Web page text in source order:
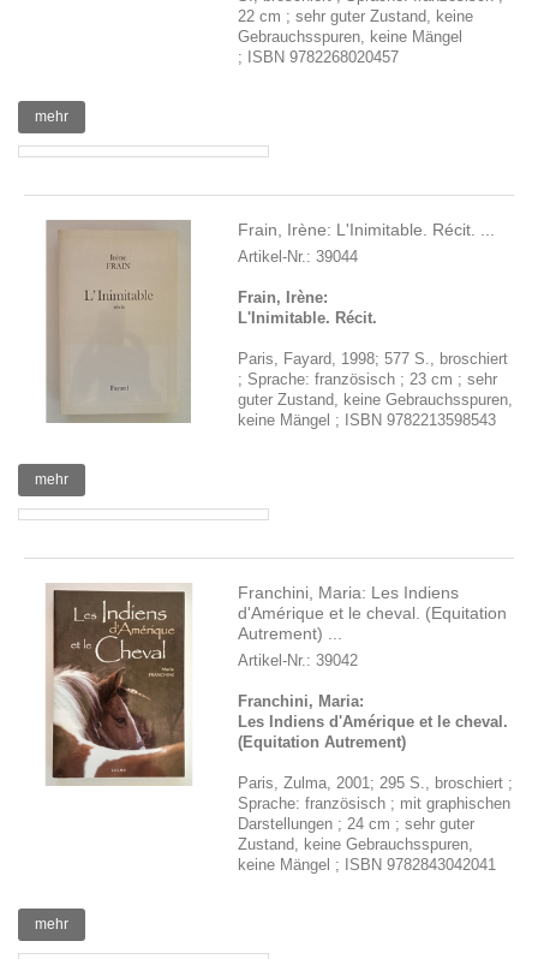
22 cm ; sehr guter Zustand, keine
Gebrauchsspuren, keine Mängel
; ISBN 9782268020457
mehr
Frain, Irène: L'Inimitable. Récit. ...
Artikel-Nr.: 39044
Frain, Irène:
L'Inimitable. Récit.
Paris, Fayard, 1998; 577 S., broschiert
; Sprache: französisch ; 23 cm ; sehr
guter Zustand, keine Gebrauchsspuren,
keine Mängel ; ISBN 9782213598543
mehr
Franchini, Maria: Les Indiens
d'Amérique et le cheval. (Equitation
Autrement) ...
Artikel-Nr.: 39042
Franchini, Maria:
Les Indiens d'Amérique et le cheval.
(Equitation Autrement)
Paris, Zulma, 2001; 295 S., broschiert ;
Sprache: französisch ; mit graphischen
Darstellungen ; 24 cm ; sehr guter
Zustand, keine Gebrauchsspuren,
keine Mängel ; ISBN 9782843042041
mehr